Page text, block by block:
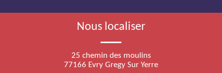
Nous localiser
25 chemin des moulins
77166 Evry Gregy Sur Yerre